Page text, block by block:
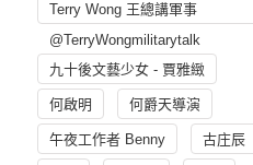
Terry Wong 王總講軍事
@TerryWongmilitarytalk
九十後文藝少女 - 賈雅緻
何啟明 何爵天導演
午夜工作者 Benny 古庄辰